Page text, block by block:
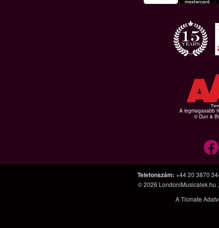
A legmagasabb
© Dun &
Telefonszám: +44 20 3870
© 2026 LondoniMusicalek.hu
A Ticmate